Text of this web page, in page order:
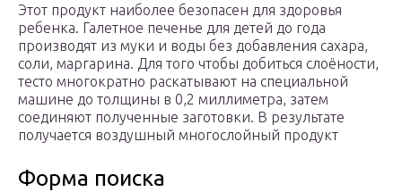
Этот продукт наиболее безопасен для здоровья
ребенка. Галетное печенье для детей до года
производят из муки и воды без добавления сахара,
соли, маргарина. Для того чтобы добиться слоёности,
тесто многократно раскатывают на специальной
машине до толщины в 0,2 миллиметра, затем
соединяют полученные заготовки. В результате
получается воздушный многослойный продукт
Форма поиска